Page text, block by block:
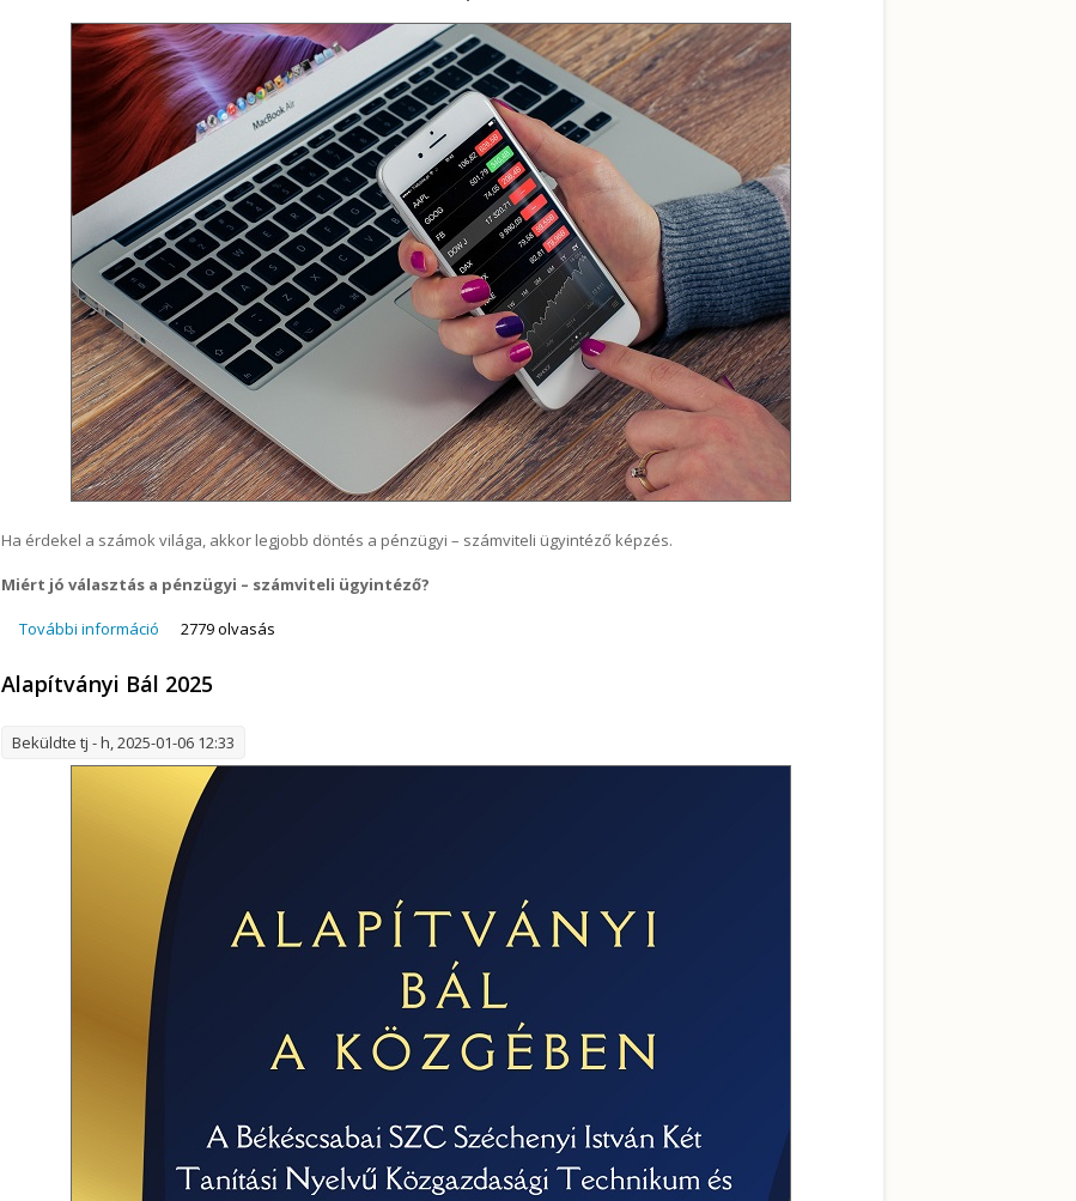
Ha érdekel a számok világa, akkor legjobb döntés a pénzügyi – számviteli ügyintéző képzés.
Miért jó választás a pénzügyi – számviteli ügyintéző?
További információ Pénzügyi-számviteli ügyintéző képzés tartalommal kapcsolatosan
2779 olvasás
Alapítványi Bál 2025
Beküldtetj - h, 2025-01-06 12:33